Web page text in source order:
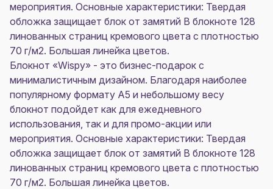
мероприятия. Основные характеристики: Твердая
обложка защищает блок от замятий В блокноте 128
линованных страниц кремового цвета с плотностью
70 г/м2. Большая линейка цветов.
Блокнот «Wispy» - это бизнес-подарок с
минималистичным дизайном. Благодаря наиболее
популярному формату А5 и небольшому весу
блокнот подойдет как для ежедневного
использования, так и для промо-акции или
мероприятия. Основные характеристики: Твердая
обложка защищает блок от замятий В блокноте 128
линованных страниц кремового цвета с плотностью
70 г/м2. Большая линейка цветов.